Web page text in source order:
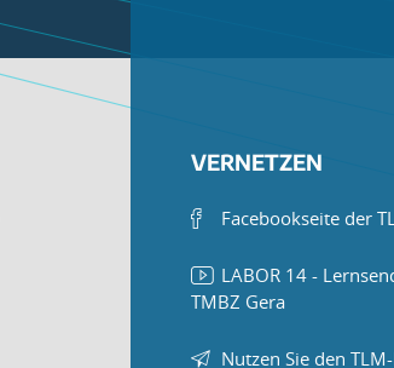
VERNETZEN
Facebookseite der
LABOR 14 -
TMBZ Gera
Nutzen Sie den